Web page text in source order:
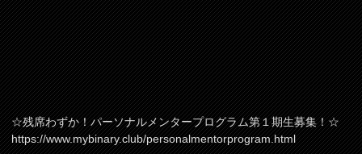
☆残席わずか！パーソナルメンタープログラム第１期生募集！☆
https://www.mybinary.club/personalmentorprogram.html